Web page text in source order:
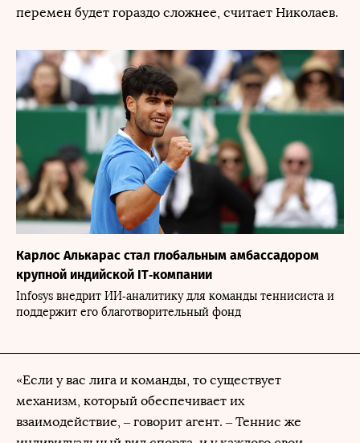
перемен будет гораздо сложнее, считает Николаев.
Карлос Алькарас стал глобальным амбассадором
крупной индийской IT‑компании
Infosys внедрит ИИ‑аналитику для команды теннисиста и
поддержит его благотворительный фонд
«Если у вас лига и команды, то существует
механизм, который обеспечивает их
взаимодействие, – говорит агент. – Теннис же